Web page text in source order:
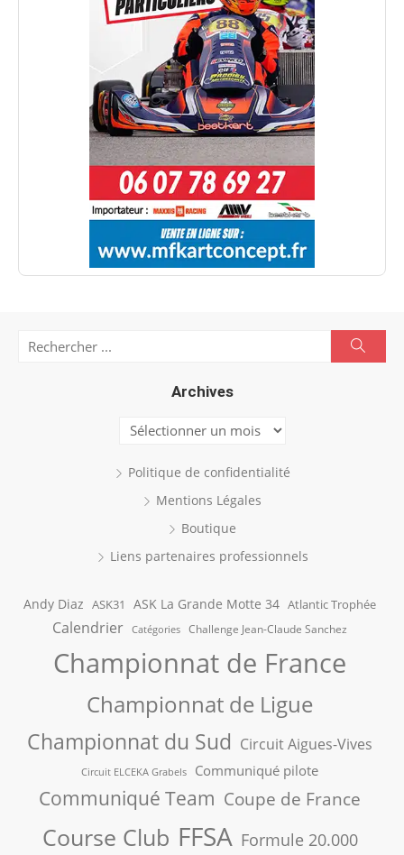
Archives
Archives
Politique de confidentialité
Mentions Légales
Boutique
Liens partenaires professionnels
Andy Diaz ASK31 ASK La Grande Motte 34 Atlantic Trophée
Calendrier Catégories Challenge Jean-Claude Sanchez
Championnat de France
Championnat de Ligue
Championnat du Sud Circuit Aigues-Vives
Circuit ELCEKA Grabels Communiqué pilote
Communiqué Team Coupe de France
Course Club FFSA Formule 20.000